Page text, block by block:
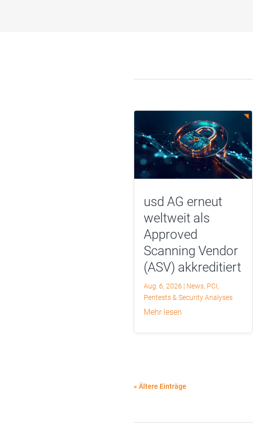
usd AG erneut
weltweit als
Approved
Scanning Vendor
(ASV) akkreditiert
Aug. 6, 2026 | News, PCI,
Pentests & Security Analyses
mehr lesen
« Ältere Einträge